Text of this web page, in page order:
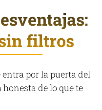
filtros
por la puerta del
de lo que te